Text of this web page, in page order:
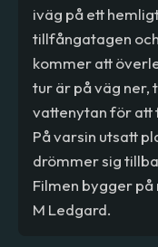
iväg på ett
tillfångatagen
kommer att
tur är på väg ner,
vattenytan för att
På varsin utsatt
drömmer sig
Filmen bygger på
M Ledgard.